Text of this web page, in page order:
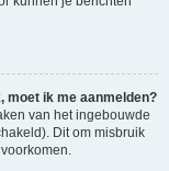
moet ik me aanmelden?
van het ingebouwde
Dit om misbruik